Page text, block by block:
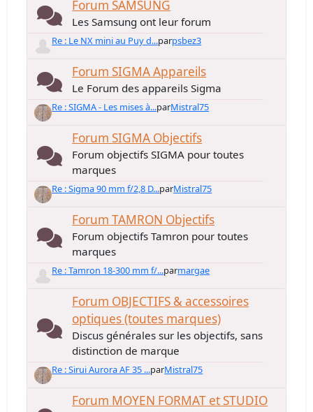
Forum SAMSUNG
Les Samsung ont leur forum
Re : Le NX mini au Puy d...parpsbez3
Forum SIGMA Appareils
Le Forum des appareils Sigma
Re : SIGMA - Les mises à...parMistral75
Forum SIGMA Objectifs
Forum objectifs SIGMA pour toutes
marques
Re : Sigma 90 mm f/2,8 D...parMistral75
Forum TAMRON Objectifs
Forum objectifs Tamron pour toutes
marques
Re : Tamron 18-300 mm f/...parmargae
Forum OBJECTIFS & accessoires
optiques (toutes marques)
Discus générales sur les objectifs, sans
distinction de marque
Re : Sirui Aurora AF 35 ...parMistral75
Forum MOYEN FORMAT et STUDIO